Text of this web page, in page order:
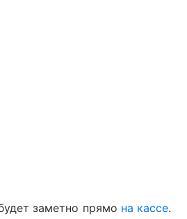
заметно прямо на кассе.